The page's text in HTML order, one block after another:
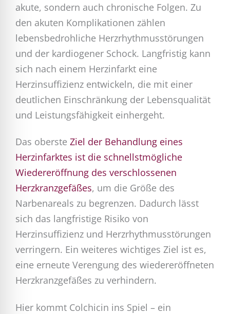
akute, sondern auch chronische Folgen. Zu
den akuten Komplikationen zählen
lebensbedrohliche Herzrhythmusstörungen
und der kardiogener Schock. Langfristig kann
sich nach einem Herzinfarkt eine
Herzinsuffizienz entwickeln, die mit einer
deutlichen Einschränkung der Lebensqualität
und Leistungsfähigkeit einhergeht.
Das oberste Ziel der Behandlung eines
Herzinfarktes ist die schnellstmögliche
Wiedereröffnung des verschlossenen
Herzkranzgefäßes, um die Größe des
Narbenareals zu begrenzen. Dadurch lässt
sich das langfristige Risiko von
Herzinsuffizienz und Herzrhythmusstörungen
verringern. Ein weiteres wichtiges Ziel ist es,
eine erneute Verengung des wiedereröffneten
Herzkranzgefäßes zu verhindern.
Hier kommt Colchicin ins Spiel – ein